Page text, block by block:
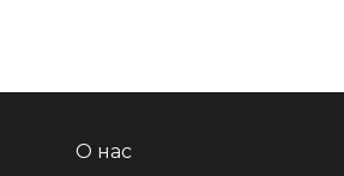
О нас